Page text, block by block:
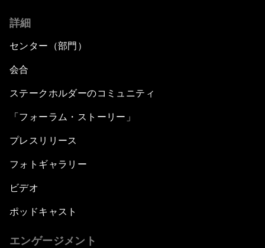
詳細
センター（部門）
会合
ステークホルダーのコミュニティ
「フォーラム・ストーリー」
プレスリリース
フォトギャラリー
ビデオ
ポッドキャスト
エンゲージメント